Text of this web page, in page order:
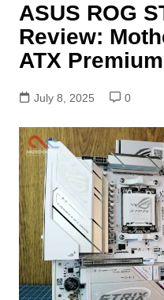
ASUS ROG
Review:
ATX
July 8, 2025 0